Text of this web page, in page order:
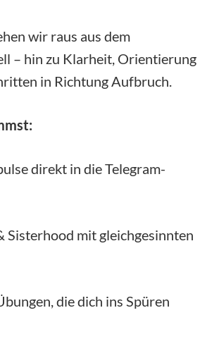
wir raus aus dem
– hin zu Klarheit, Orientierung
in Richtung Aufbruch.
direkt in die Telegram-
Sisterhood mit gleichgesinnten
die dich ins Spüren